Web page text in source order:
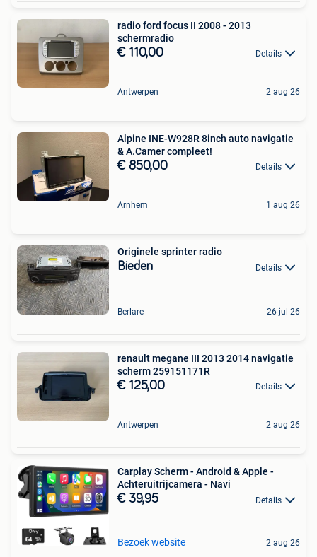
radio ford focus II 2008 - 2013
schermradio
€ 110,00 Details
Antwerpen 2 aug 26
Alpine INE-W928R 8inch auto navigatie
& A.Camer compleet!
€ 850,00 Details
Arnhem 1 aug 26
Originele sprinter radio
Bieden Details
Berlare 26 jul 26
renault megane III 2013 2014 navigatie
scherm 259151171R
€ 125,00 Details
Antwerpen 2 aug 26
Carplay Scherm - Android & Apple -
Achteruitrijcamera - Navi
€ 39,95 Details
Bezoek website 2 aug 26